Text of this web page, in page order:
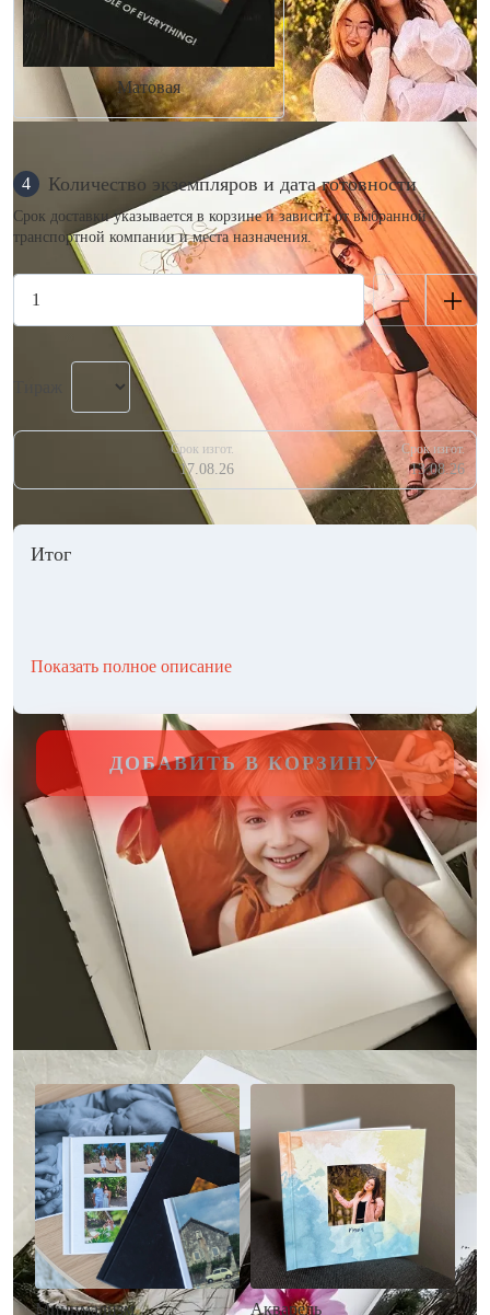
Матовая
4 Количество экземпляров и дата готовности
Срок доставки указывается в корзине и зависит от выбранной
транспортной компании и места назначения.
Срок изгот.
17.08.26
Срок изгот.
13.08.26
Итог
Показать полное описание
ДОБАВИТЬ В КОРЗИНУ
Другие стили фотокниг
Минимализм Акварель